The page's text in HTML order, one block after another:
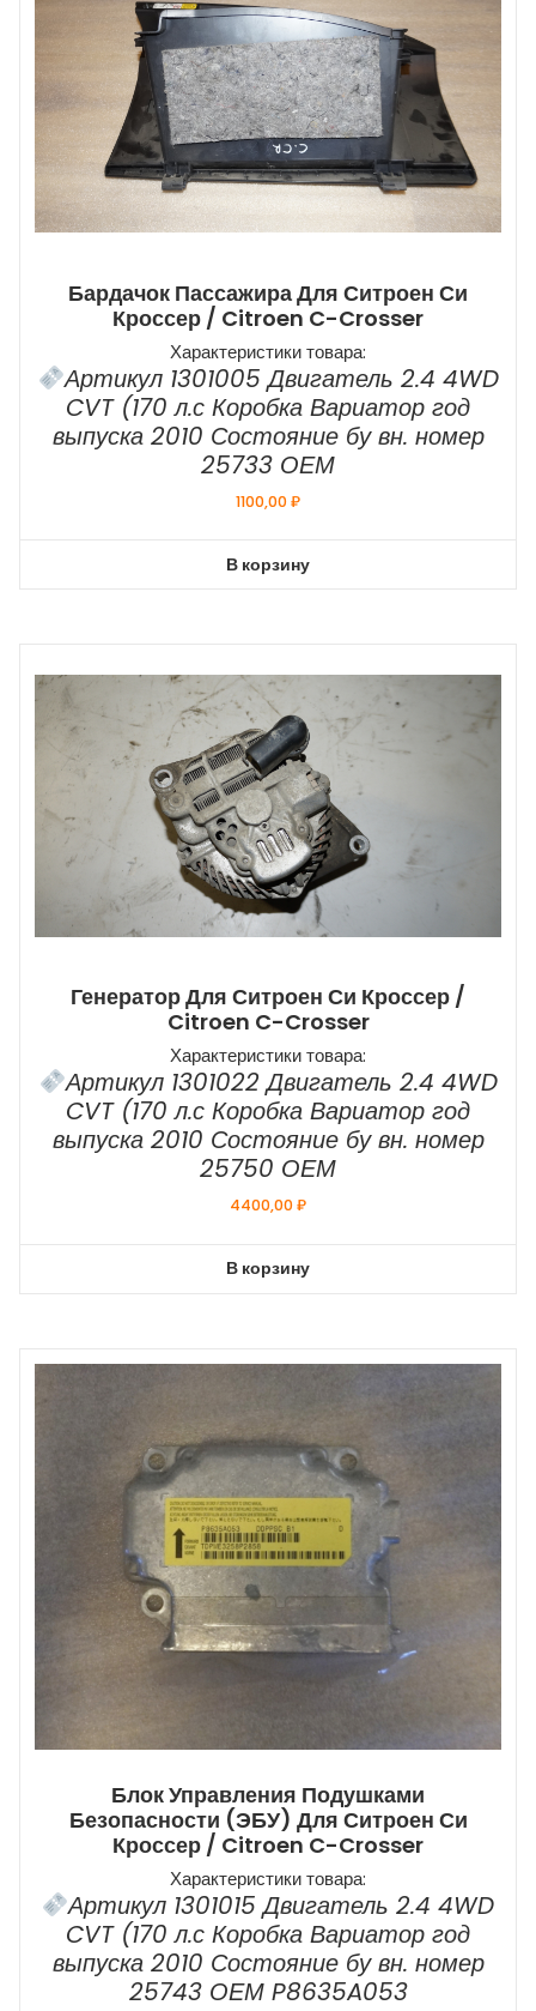
Бардачок Пассажира Для Ситроен Си
Кроссер / Citroen C-Crosser
Характеристики товара:
Артикул 1301005 Двигатель 2.4 4WD
CVT (170 л.с Коробка Вариатор год
выпуска 2010 Состояние бу вн. номер
25733 ОЕМ
1100,00₽
В корзину
Генератор Для Ситроен Си Кроссер /
Citroen C-Crosser
Характеристики товара:
Артикул 1301022 Двигатель 2.4 4WD
CVT (170 л.с Коробка Вариатор год
выпуска 2010 Состояние бу вн. номер
25750 ОЕМ
4400,00₽
В корзину
Блок Управления Подушками
Безопасности (ЭБУ) Для Ситроен Си
Кроссер / Citroen C-Crosser
Характеристики товара:
Артикул 1301015 Двигатель 2.4 4WD
CVT (170 л.с Коробка Вариатор год
выпуска 2010 Состояние бу вн. номер
25743 ОЕМ P8635A053